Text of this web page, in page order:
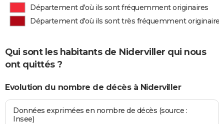
Département d'où ils sont fréquemment originaires
Département d'où ils sont très fréquemment originaires
Qui sont les habitants de Niderviller qui nous
ont quittés ?
Evolution du nombre de décès à Niderviller
Données exprimées en nombre de décès (source :
Insee)